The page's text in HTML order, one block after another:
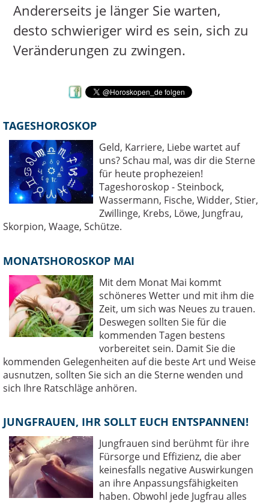
Andererseits je länger Sie warten,
desto schwieriger wird es sein, sich zu
Veränderungen zu zwingen.